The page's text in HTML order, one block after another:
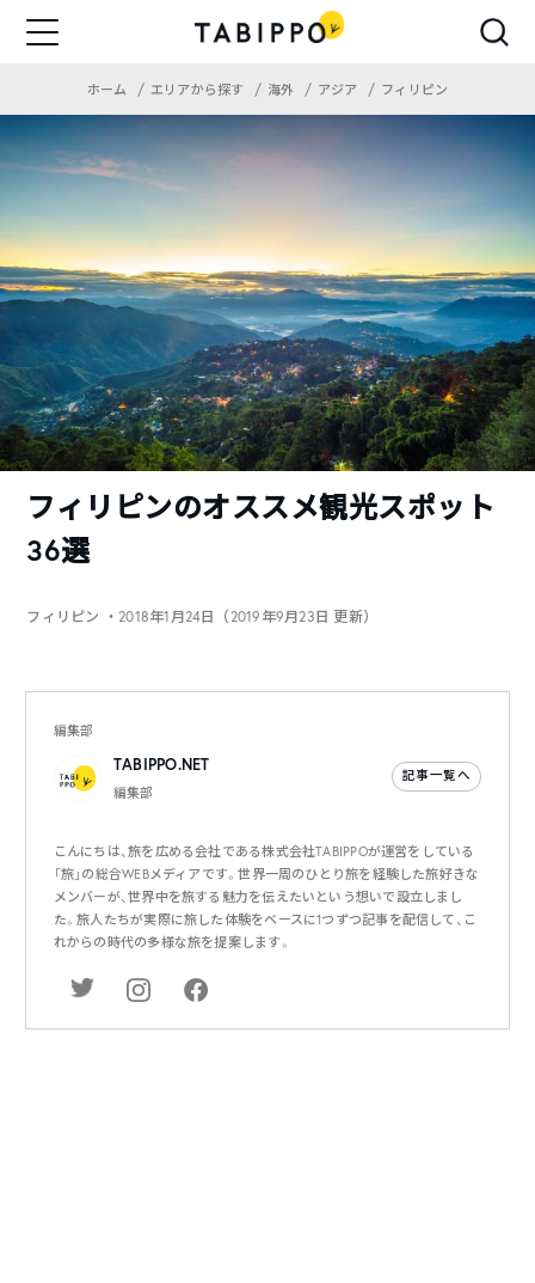
ホーム エリアから探す 海外 アジア フィリピン
フィリピンのオススメ観光スポット
36選
フィリピン ・2018年1月24日（2019年9月23日 更新）
編集部
TABIPPO.NET
編集部
記事一覧へ
こんにちは、旅を広める会社である株式会社TABIPPOが運営をしている
「旅」の総合WEBメディアです。世界一周のひとり旅を経験した旅好きな
メンバーが、世界中を旅する魅力を伝えたいという想いで設立しまし
た。旅人たちが実際に旅した体験をベースに1つずつ記事を配信して、こ
れからの時代の多様な旅を提案します。